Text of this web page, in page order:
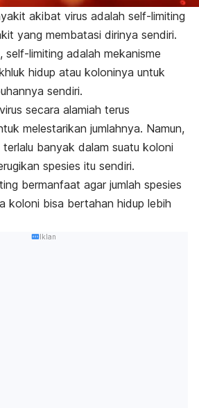
akibat virus adalah self-limiting
yang membatasi dirinya sendiri.
self-limiting adalah mekanisme
hidup atau koloninya untuk
sendiri.
secara alamiah terus
melestarikan jumlahnya. Namun,
terlalu banyak dalam suatu koloni
spesies itu sendiri.
bermanfaat agar jumlah spesies
koloni bisa bertahan hidup lebih
Iklan